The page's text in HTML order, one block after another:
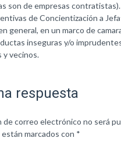
son de empresas
de Concientización a
general, en un marco de
inseguras y/o
y vecinos.
respuesta
de correo electrónico no será
marcados con *